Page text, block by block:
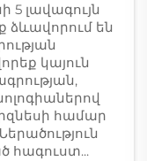
լավագույն
ձևավորում են
կայուն
համար